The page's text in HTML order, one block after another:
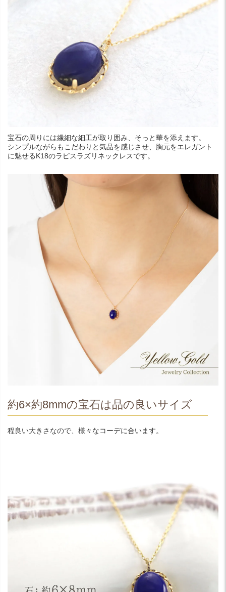
宝石の周りには繊細な細工が取り囲み、そっと華を添えます。
シンプルながらもこだわりと気品を感じさせ、胸元をエレガント
に魅せるK18のラピスラズリネックレスです。
約6×約8mmの宝石は品の良いサイズ
程良い大きさなので、様々なコーデに合います。